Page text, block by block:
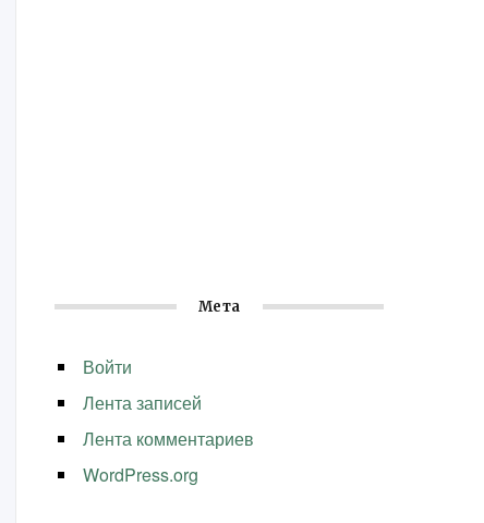
Мета
Войти
Лента записей
Лента комментариев
WordPress.org